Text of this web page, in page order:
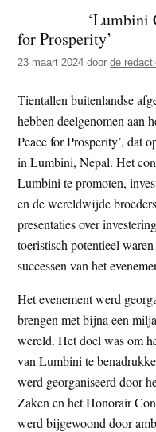
e
z
e
s
i
t
e
e
n
e
z
e
s
i
t
e
‘Lumbini
for Prosperity’
23 maart 2024 doorde
Tientallen buitenlandse
hebben deelgenomen aan
Peace for Prosperity’, dat
in Lumbini, Nepal. Het
Lumbini te promoten,
en de wereldwijde
presentaties over
toeristisch potentieel
successen van het
Het evenement werd
brengen met bijna een
wereld. Het doel was om
van Lumbini te
werd georganiseerd door
Zaken en het Honorair
werd bijgewoond door